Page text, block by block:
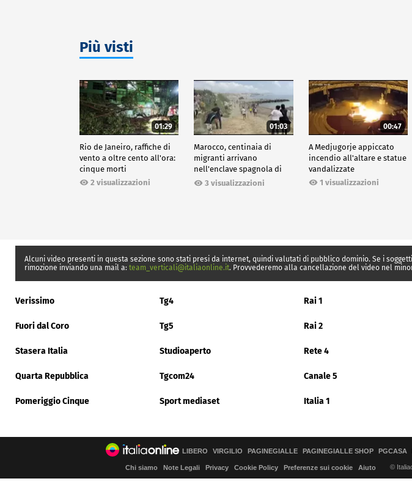
Più visti
01:29
Rio de Janeiro, raffiche di
vento a oltre cento all'ora:
cinque morti
2 visualizzazioni
01:03
Marocco, centinaia di
migranti arrivano
nell'enclave spagnola di
Ceuta3 visualizzazioni
00:47
A Medjugorje appiccato
incendio all'altare e statue
vandalizzate
1 visualizzazioni
Alcuni video presenti in questa sezione sono stati presi da internet, quindi valutati di pubblico dominio. Se i
rimozione inviando una mail a: team_verticali@italiaonline.it. Provvederemo alla cancellazione del video nel
Verissimo Tg4 Rai 1
Fuori dal Coro Tg5 Rai 2
Stasera Italia Studioaperto Rete 4
Quarta Repubblica Tgcom24 Canale 5
Pomeriggio Cinque Sport mediaset Italia 1
LIBERO VIRGILIO PAGINEGIALLE PAGINEGIALLE SHOP PGCASA
Chi siamo Note Legali Privacy Cookie Policy Preferenze sui cookie Aiuto ©